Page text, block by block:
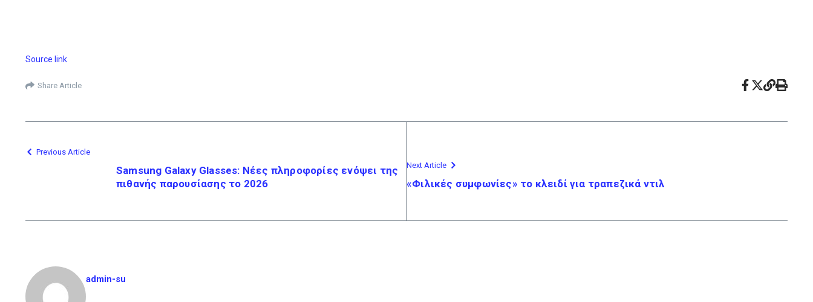
Source link
Share Article
Previous Article
Samsung Galaxy Glasses: Νέες πληροφορίες ενόψει της
πιθανής παρουσίασης το 2026
Next Article
«Φιλικές συμφωνίες» το κλειδί για τραπεζικά ντιλ
admin-su